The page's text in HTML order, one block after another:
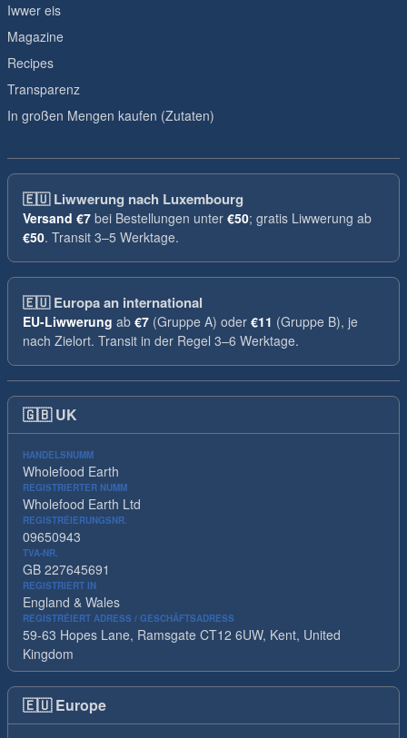
Iwwer eis
Magazine
Recipes
Transparenz
In großen Mengen kaufen (Zutaten)
🇪🇺Liwwerung nach Luxembourg
Versand €7 bei Bestellungen unter €50; gratis Liwwerung ab
€50. Transit 3–5 Werktage.
🇪🇺Europa an international
EU-Liwwerung ab €7 (Gruppe A) oder €11 (Gruppe B), je
nach Zielort. Transit in der Regel 3–6 Werktage.
🇬🇧 UK
HANDELSNUMM
Wholefood Earth
REGISTRIERTER NUMM
Wholefood Earth Ltd
REGISTRÉIERUNGSNR.
09650943
TVA-NR.
GB 227645691
REGISTRIERT IN
England & Wales
REGISTRÉIERT ADRESS / GESCHÄFTSADRESS
59-63 Hopes Lane, Ramsgate CT12 6UW, Kent, United
Kingdom
🇪🇺 Europe